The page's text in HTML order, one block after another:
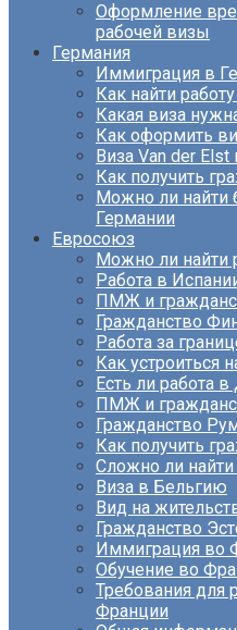
Оформление
рабочей визы
Германия
Иммиграция в
Как найти
Какая виза
Как оформить
Виза Van der
Как получить
Можно ли найти
Германии
Евросоюз
Можно ли найти
Работа в
ПМЖ и
Гражданство
Работа за
Как устроиться
Есть ли работа
ПМЖ и
Гражданство
Как получить
Сложно ли
Виза в Бельгию
Вид на
Гражданство
Иммиграция во
Обучение во
Требования для
Франции